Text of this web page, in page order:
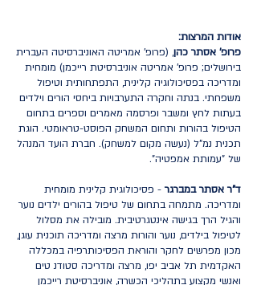
אודות המרצות:
פרופ' אסתר כהן, (פרופ' אמריטה האוניברסיטה העברית
בירושלים; פרופ' אמריטה אוניברסיטת רייכמן) מומחית
ומדריכה בפסיכולוגיה קלינית, התפתחותית וטיפול
משפחתי. בנתה וחקרה התערבויות ביחסי הורים וילדים
בעתות לחץ ומשבר ופרסמה מאמרים וספרים בתחום
הטיפול בהורות ותחום המשחק הפוסט-טראומטי. הוגת
תכנית נמ"ל (נעשה מקום למשחק). חברת הועד המנהל
של "עמותת אמפטיה".
ד"ר אסתר במברגר - פסיכולוגית קלינית מומחית
ומדריכה. מתמחה בתחום של טיפול בהורים ילדים נוער
והגיל הרך בגישה אינטגרטיבית. מובילה את מסלול
לטיפול בילדים, נוער והורות מרצה ומדריכה תוכנית עוגן,
מכון מפרשים לחקר והוראת הפסיכותרפיה במכללה
האקדמית תל אביב יפו, מרצה ומדריכה סטודנ טים
ואנשי מקצוע בתהליכי הכשרה, אוניברסיטת רייכמן